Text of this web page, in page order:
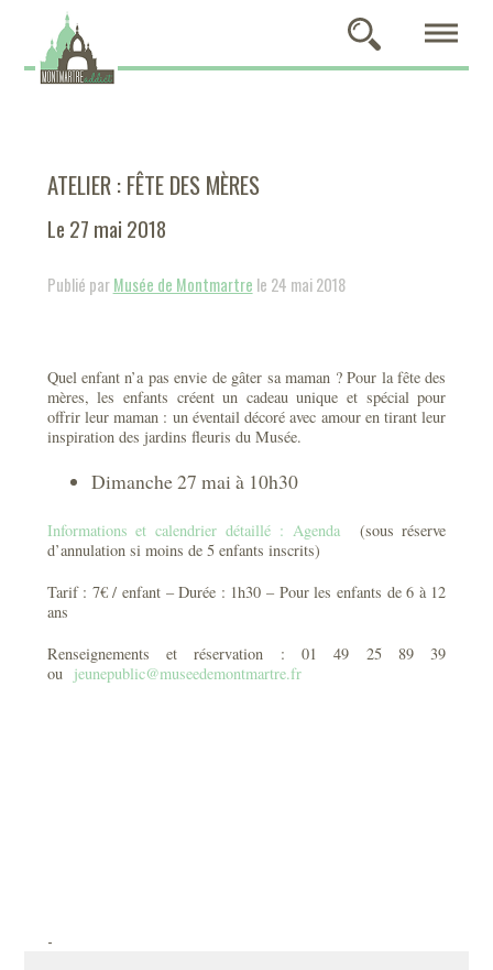
ATELIER : FÊTE DES MÈRES
Le 27 mai 2018
Publié parMusée de Montmartre le 24 mai 2018
Quel enfant n’a pas envie de gâter sa maman ? Pour la fête des
mères, les enfants créent un cadeau unique et spécial pour
offrir leur maman : un éventail décoré avec amour en tirant leur
inspiration des jardins fleuris du Musée.
Dimanche 27 mai à 10h30
Informations et calendrier détaillé : Agenda (sous réserve
d’annulation si moins de 5 enfants inscrits)
Tarif : 7€ / enfant – Durée : 1h30 – Pour les enfants de 6 à 12
ans
Renseignements et réservation : 01 49 25 89 39
ou jeunepublic@museedemontmartre.fr
-